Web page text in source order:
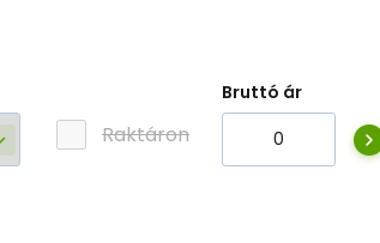
Raktáron
Bruttó ár